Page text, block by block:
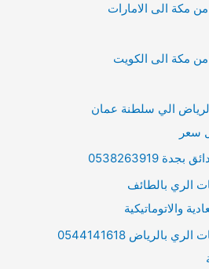
مكة الى الامارات
مكة الى الكويت
الي سلطنة عمان
0538263919
الري بالطائف
شركة تمديد شبكات الري بالرياض 0544141618